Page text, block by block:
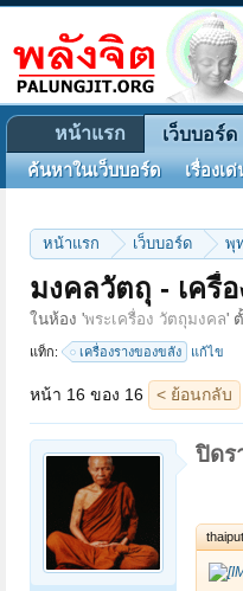
หน้าแรก เว็บบอร์ด พุ
มงคลวัตถุ - เครื่
ในห้อง 'พระเครื่อง วัตถุมงคล'
แท็ก: เครื่องรางของขลัง แก้ไข
หน้า 16 ของ 16 < ย้อนกลับ 1 ←
ปิดร
หน้าแรก เว็บบอร์ด
ค้นหาในเว็บบอร์ด เรื่องเด่